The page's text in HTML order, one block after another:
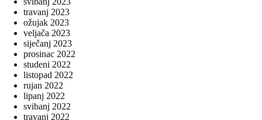
travanj 2023
ožujak 2023
veljača 2023
siječanj 2023
prosinac 2022
studeni 2022
listopad 2022
rujan 2022
lipanj 2022
svibanj 2022
travanj 2022